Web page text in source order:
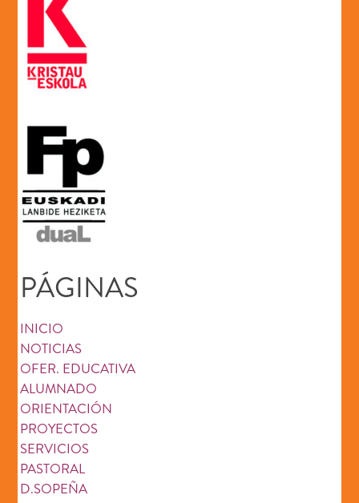
PÁGINAS
INICIO
NOTICIAS
OFER. EDUCATIVA
ALUMNADO
ORIENTACIÓN
PROYECTOS
SERVICIOS
PASTORAL
D.SOPEÑA